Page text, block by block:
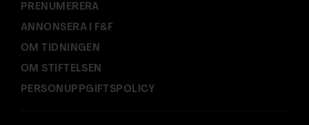
PRENUMERERA
ANNONSERA I F&F
OM TIDNINGEN
OM STIFTELSEN
PERSONUPPGIFTSPOLICY